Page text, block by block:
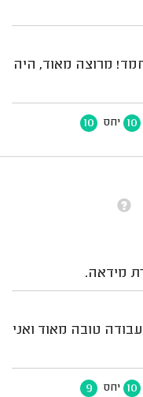
מרוצה מאוד, היה
10 יחס 10
מידאה.
טובה מאוד ואני
10 יחס 9